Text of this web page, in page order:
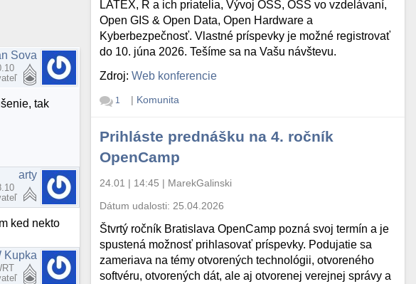
Sova
tak
arty
ked nekto
Kupka
LATEX, R a ich priatelia, Vývoj OSS, OSS vo vzdelávaní,
Open GIS & Open Data, Open Hardware a
Kyberbezpečnosť. Vlastné príspevky je možné registrovať
do 10. júna 2026. Tešíme sa na Vašu návštevu.
Zdroj:Web konferencie
1 | Komunita
Prihláste prednášku na 4. ročník
OpenCamp
24.01 | 14:45 | MarekGalinski
Dátum udalosti: 25.04.2026
Štvrtý ročník Bratislava OpenCamp pozná svoj termín a je
spustená možnosť prihlasovať príspevky. Podujatie sa
zameriava na témy otvorených technológii, otvoreného
softvéru, otvorených dát, ale aj otvorenej verejnej správy a